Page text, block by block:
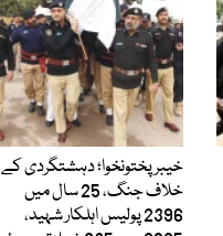
خیبرپختونخوا؛ دہشتگردی کے
خلاف جنگ، 25 سال میں
2396 پولیس اہلکار شہید،